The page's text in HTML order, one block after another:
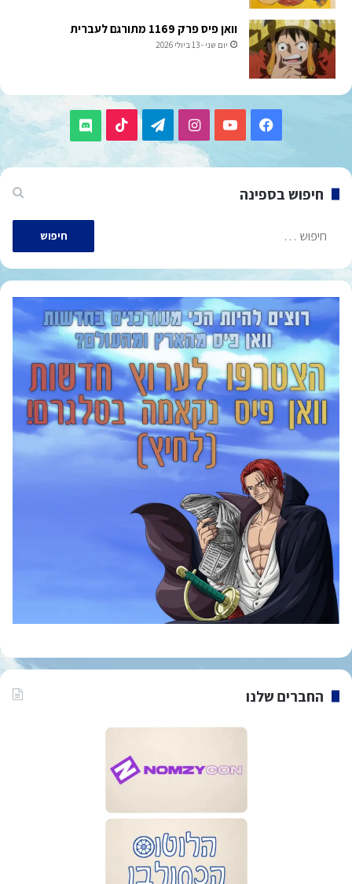
וואן פיס פרק 1169 מתורגם לעברית
יום שני - 13 ביולי 2026
Facebook
YouTube
Instagram
Telegram
TikTok
Discord
חיפוש בספינה
חיפוש:
החברים שלנו